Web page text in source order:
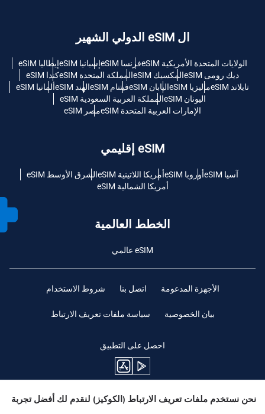
ال eSIM الدولي الشهير
الولايات المتحدة الأمريكية eSIM فرنسا eSIM إسبانيا eSIM
إيطاليا eSIM
ديك رومى eSIM
المكسيك eSIM المملكة المتحدة eSIM
كندا eSIM
تايلاند eSIM
ماليزيا eSIM اليابان eSIM فيتنام eSIM الهند eSIM
ألمانيا eSIM
اليونان eSIM
المملكة العربية السعودية eSIM
الإمارات العربية المتحدة eSIM
مصر eSIM
eSIM إقليمي
آسيا eSIM أوروبا eSIM أمريكا اللاتينية eSIM
الشرق الأوسط eSIM
أمريكا الشمالية eSIM
الخطط العالمية
eSIM عالمي
الأجهزة المدعومة اتصل بنا شروط الاستخدام
بيان الخصوصية سياسة ملفات تعريف الارتباط
احصل على التطبيق
ابقوا متابعين
نحن نستخدم ملفات تعريف الارتباط (الكوكيز) لنقدم لك أفضل تجربة